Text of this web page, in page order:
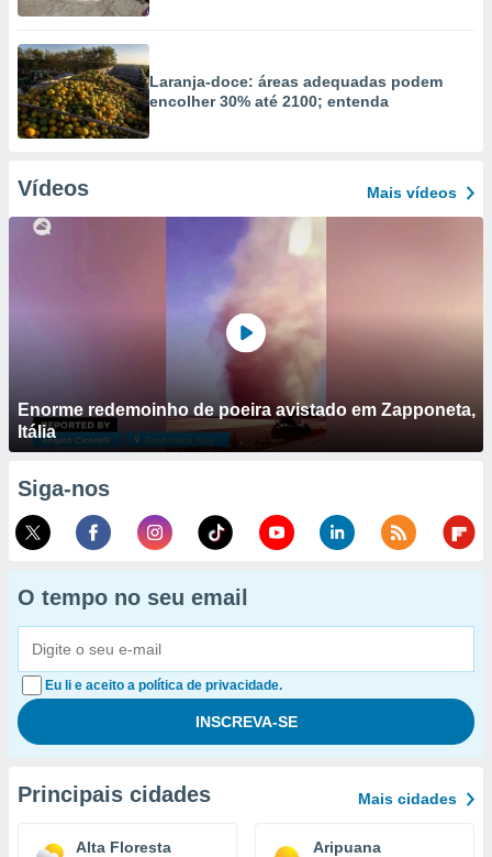
Laranja-doce: áreas adequadas podem
encolher 30% até 2100; entenda
Vídeos Mais vídeos
Enorme redemoinho de poeira avistado em Zapponeta,
Itália
Siga-nos
O tempo no seu email
Eu li e aceito a política de privacidade.
Principais cidades Mais cidades
Alta Floresta Aripuana